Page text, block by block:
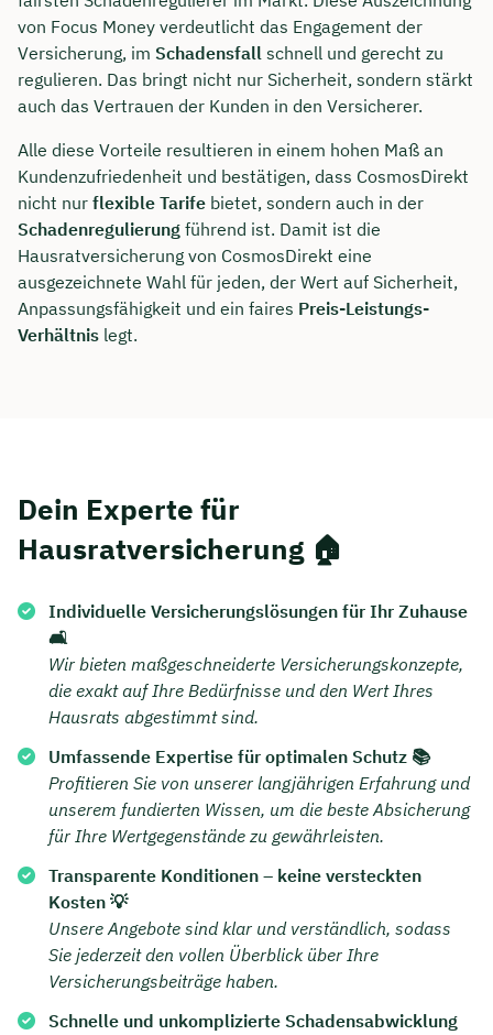
von Focus Money verdeutlicht das Engagement der
Versicherung, im Schadensfall schnell und gerecht zu
regulieren. Das bringt nicht nur Sicherheit, sondern stärkt
auch das Vertrauen der Kunden in den Versicherer.
Alle diese Vorteile resultieren in einem hohen Maß an
Kundenzufriedenheit und bestätigen, dass CosmosDirekt
nicht nur flexible Tarife bietet, sondern auch in der
Schadenregulierung führend ist. Damit ist die
Hausratversicherung von CosmosDirekt eine
ausgezeichnete Wahl für jeden, der Wert auf Sicherheit,
Anpassungsfähigkeit und ein faires Preis-Leistungs-
Verhältnis legt.
Dein Experte für
Hausratversicherung 🏠
Individuelle Versicherungslösungen für Ihr Zuhause
🛋️
Wir bieten maßgeschneiderte Versicherungskonzepte,
die exakt auf Ihre Bedürfnisse und den Wert Ihres
Hausrats abgestimmt sind.
Umfassende Expertise für optimalen Schutz 📚
Profitieren Sie von unserer langjährigen Erfahrung und
unserem fundierten Wissen, um die beste Absicherung
für Ihre Wertgegenstände zu gewährleisten.
Transparente Konditionen – keine versteckten
Kosten 💡
Unsere Angebote sind klar und verständlich, sodass
Sie jederzeit den vollen Überblick über Ihre
Versicherungsbeiträge haben.
Schnelle und unkomplizierte Schadensabwicklung
Dauer: ca. 30 Minuten
Kostenfrei & unverbindlich
🗓️ Wählen Sie jetzt Ihren Wunschtermin:
Meeting buchen